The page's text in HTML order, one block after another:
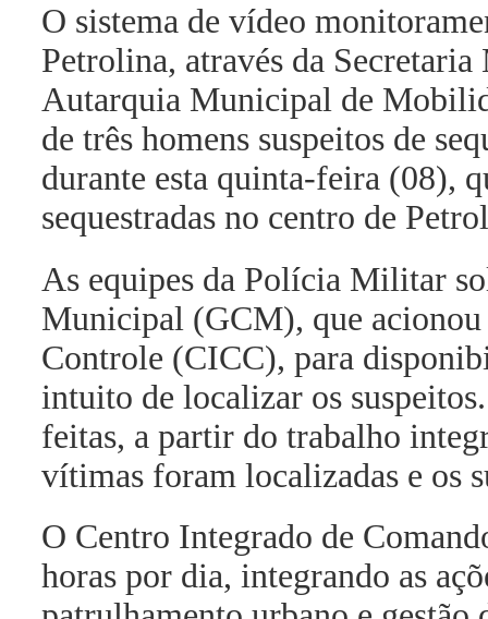
O sistema de vídeo
Petrolina, através da
Autarquia Municipal de
de três homens suspeitos de
durante esta quinta-feira (08),
sequestradas no centro de
As equipes da Polícia Militar
Municipal (GCM), que
Controle (CICC), para
intuito de localizar os
feitas, a partir do trabalho
vítimas foram localizadas e os
O Centro Integrado de
horas por dia, integrando as